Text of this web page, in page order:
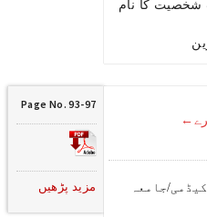
شخصیت کا نام
جامعہ
Page No. 93-97
مزید پڑھیں